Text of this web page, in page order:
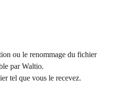
ou le renommage du fichier
par Waltio.
tel que vous le recevez.